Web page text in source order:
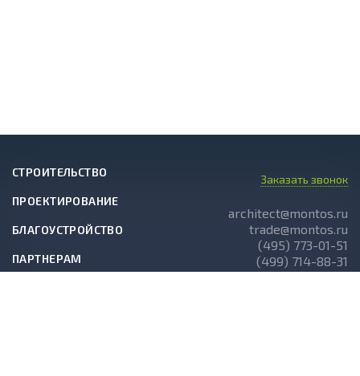
СТРОИТЕЛЬСТВО
ПРОЕКТИРОВАНИЕ
БЛАГОУСТРОЙСТВО
ПАРТНЕРАМ
Заказать звонок
architect@montos.ru
trade@montos.ru
(495) 773-01-51
(499) 714-88-31